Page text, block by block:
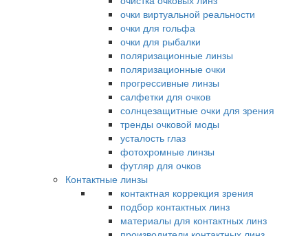
очки виртуальной реальности
очки для гольфа
очки для рыбалки
поляризационные линзы
поляризационные очки
прогрессивные линзы
салфетки для очков
солнцезащитные очки для зрения
тренды очковой моды
усталость глаз
фотохромные линзы
футляр для очков
Контактные линзы
контактная коррекция зрения
подбор контактных линз
материалы для контактных линз